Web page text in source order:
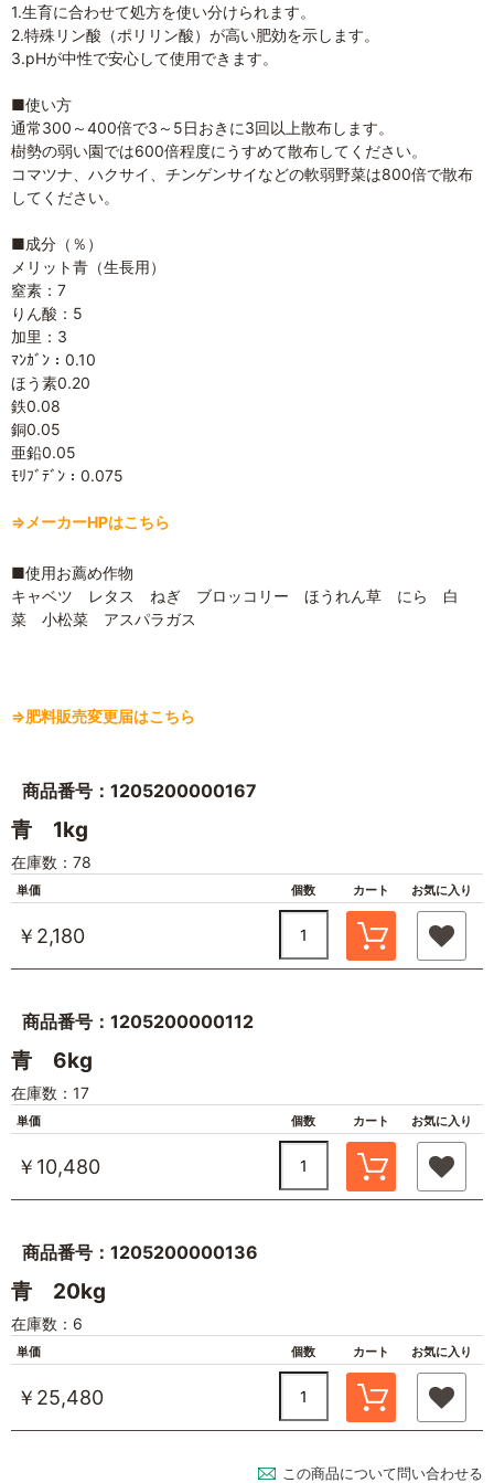
1.生育に合わせて処方を使い分けられます。
2.特殊リン酸（ポリリン酸）が高い肥効を示します。
3.pHが中性で安心して使用できます。
■使い方
通常300～400倍で3～5日おきに3回以上散布します。
樹勢の弱い園では600倍程度にうすめて散布してください。
コマツナ、ハクサイ、チンゲンサイなどの軟弱野菜は800倍で散布
してください。
■成分（％）
メリット青（生長用）
窒素：7
りん酸：5
加里：3
ﾏﾝｶﾞﾝ：0.10
ほう素0.20
鉄0.08
銅0.05
亜鉛0.05
ﾓﾘﾌﾞﾃﾞﾝ：0.075
⇒メーカーHPはこちら
■使用お薦め作物
キャベツ レタス ねぎ ブロッコリー ほうれん草 にら 白
菜 小松菜 アスパラガス
⇒肥料販売変更届はこちら
商品番号：1205200000167
青 1kg
在庫数：78
単価 個数 カート お気に入り
￥2,180
商品番号：1205200000112
青 6kg
在庫数：17
単価 個数 カート お気に入り
￥10,480
商品番号：1205200000136
青 20kg
在庫数：6
単価 個数 カート お気に入り
￥25,480
この商品について問い合わせる